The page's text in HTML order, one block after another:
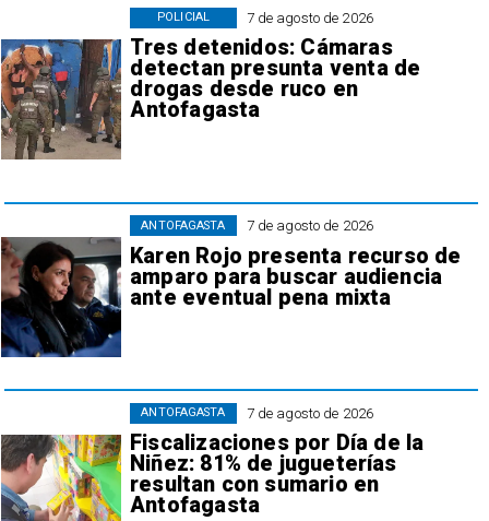
7 de agosto de 2026
Tres detenidos: Cámaras
detectan presunta venta de
drogas desde ruco en
Antofagasta
POLICIAL
7 de agosto de 2026
Karen Rojo presenta recurso de
amparo para buscar audiencia
ante eventual pena mixta
ANTOFAGASTA
7 de agosto de 2026
Fiscalizaciones por Día de la
Niñez: 81% de jugueterías
resultan con sumario en
Antofagasta
ANTOFAGASTA